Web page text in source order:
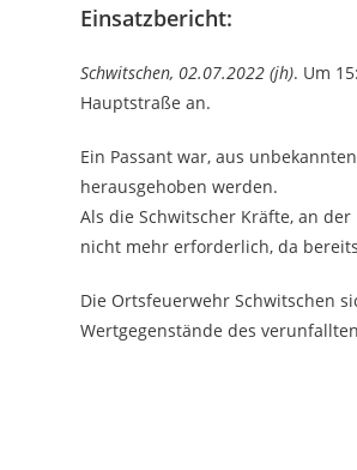
Einsatzbericht:
Schwitschen, 02.07.2022 (jh). Um
Hauptstraße an.
Ein Passant war, aus
herausgehoben werden.
Als die Schwitscher Kräfte, an
nicht mehr erforderlich, da
Die Ortsfeuerwehr Schwitschen
Wertgegenstände des